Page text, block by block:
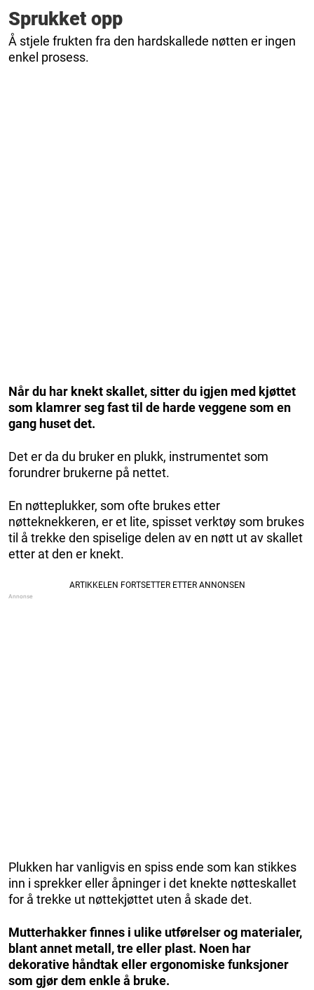
Sprukket opp
Å stjele frukten fra den hardskallede nøtten er ingen
enkel prosess.
Når du har knekt skallet, sitter du igjen med kjøttet
som klamrer seg fast til de harde veggene som en
gang huset det.
Det er da du bruker en plukk, instrumentet som
forundrer brukerne på nettet.
En nøtteplukker, som ofte brukes etter
nøtteknekkeren, er et lite, spisset verktøy som brukes
til å trekke den spiselige delen av en nøtt ut av skallet
etter at den er knekt.
Plukken har vanligvis en spiss ende som kan stikkes
inn i sprekker eller åpninger i det knekte nøtteskallet
for å trekke ut nøttekjøttet uten å skade det.
Mutterhakker finnes i ulike utførelser og materialer,
blant annet metall, tre eller plast. Noen har
dekorative håndtak eller ergonomiske funksjoner
som gjør dem enkle å bruke.